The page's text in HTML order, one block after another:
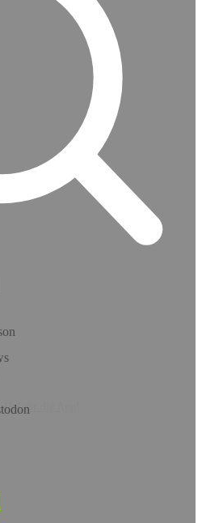
Hol dir die App!